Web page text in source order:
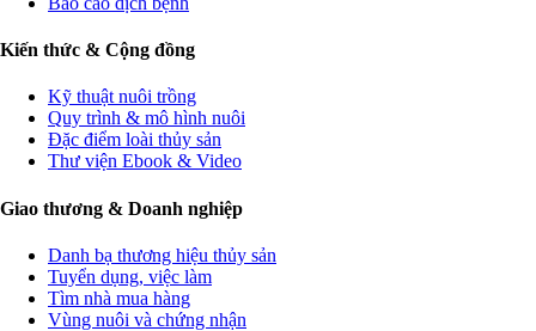
Kiến thức & Cộng đồng
Kỹ thuật nuôi trồng
Quy trình & mô hình nuôi
Đặc điểm loài thủy sản
Thư viện Ebook & Video
Giao thương & Doanh nghiệp
Danh bạ thương hiệu thủy sản
Tuyển dụng, việc làm
Tìm nhà mua hàng
Vùng nuôi và chứng nhận